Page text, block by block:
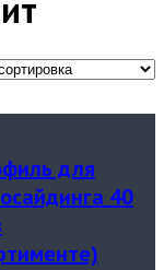
для
40